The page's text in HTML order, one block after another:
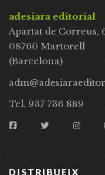
adesiara editorial
Apartat de Correus,
08760 Martorell
(Barcelona)
Tel. 937 736 889
DISTRIBUEIX